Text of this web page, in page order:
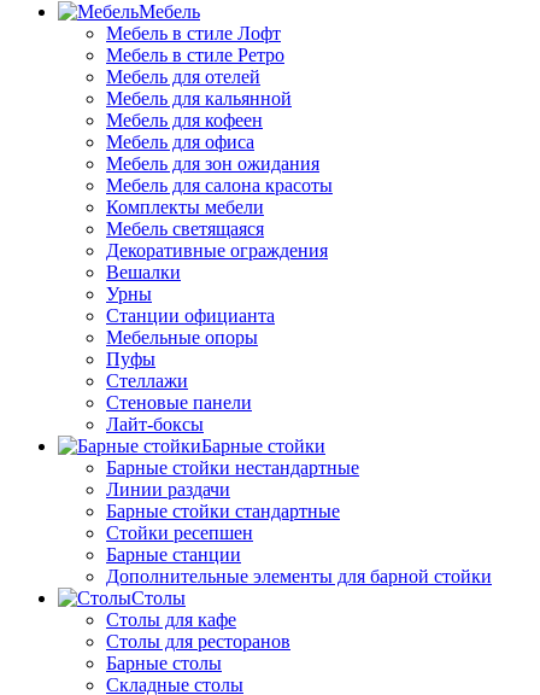
Мебель
Мебель в стиле Лофт
Мебель в стиле Ретро
Мебель для отелей
Мебель для кальянной
Мебель для кофеен
Мебель для офиса
Мебель для зон ожидания
Мебель для салона красоты
Комплекты мебели
Мебель светящаяся
Декоративные ограждения
Вешалки
Урны
Станции официанта
Мебельные опоры
Пуфы
Стеллажи
Стеновые панели
Лайт-боксы
Барные стойки
Барные стойки нестандартные
Линии раздачи
Барные стойки стандартные
Стойки ресепшен
Барные станции
Дополнительные элементы для барной стойки
Столы
Столы для кафе
Столы для ресторанов
Барные столы
Складные столы